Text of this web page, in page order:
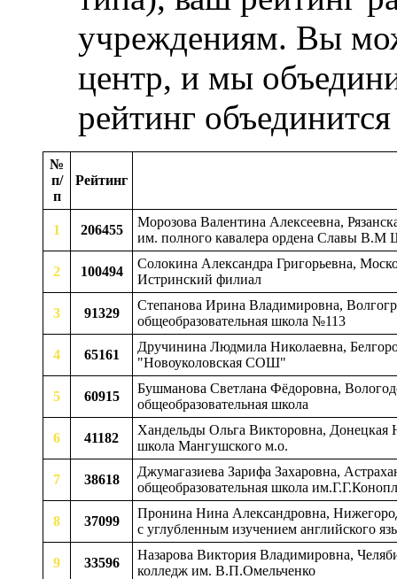
учреждениям. Вы
центр, и мы
рейтинг
№
п/
п
Рейтинг
1 206455
Морозова Валентина Алексеевна,
им. полного кавалера ордена Славы В.М
2 100494
Солокина Александра Григорьевна,
Истринский филиал
3 91329
Степанова Ирина Владимировна,
общеобразовательная школа №113
4 65161
Дручинина Людмила Николаевна,
"Новоуколовская СОШ"
5 60915
Бушманова Светлана Фёдоровна,
общеобразовательная школа
6 41182
Хандельды Ольга Викторовна,
школа Мангушского м.о.
7 38618
Джумагазиева Зарифа Захаровна,
общеобразовательная школа
8 37099
Пронина Нина Александровна,
с углубленным изучением английского
9 33596
Назарова Виктория Владимировна,
колледж им. В.П.Омельченко